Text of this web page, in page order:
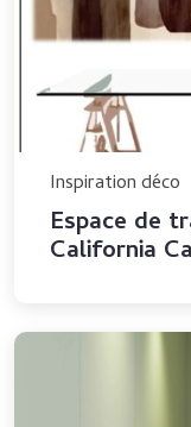
Inspiration déco
Espace de
California